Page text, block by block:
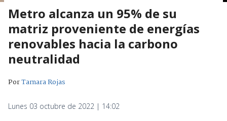
Metro alcanza un 95% de su
matriz proveniente de energías
renovables hacia la carbono
neutralidad
PorTamara Rojas
Lunes 03 octubre de 2022 | 14:02